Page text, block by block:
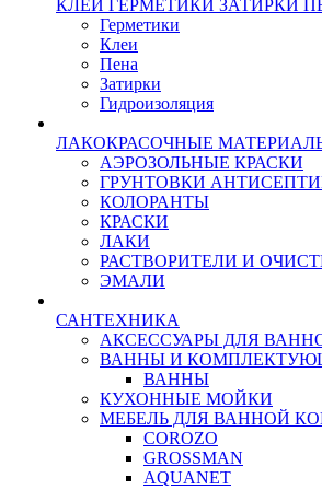
КЛЕИ ГЕРМЕТИКИ ЗАТИРКИ
Герметики
Клеи
Пена
Затирки
Гидроизоляция
ЛАКОКРАСОЧНЫЕ
АЭРОЗОЛЬНЫЕ КРАСКИ
ГРУНТОВКИ
КОЛОРАНТЫ
КРАСКИ
ЛАКИ
РАСТВОРИТЕЛИ И
ЭМАЛИ
САНТЕХНИКА
АКСЕССУАРЫ ДЛЯ
ВАННЫ И
ВАННЫ
КУХОННЫЕ МОЙКИ
МЕБЕЛЬ ДЛЯ ВАННОЙ
COROZO
GROSSMAN
AQUANET